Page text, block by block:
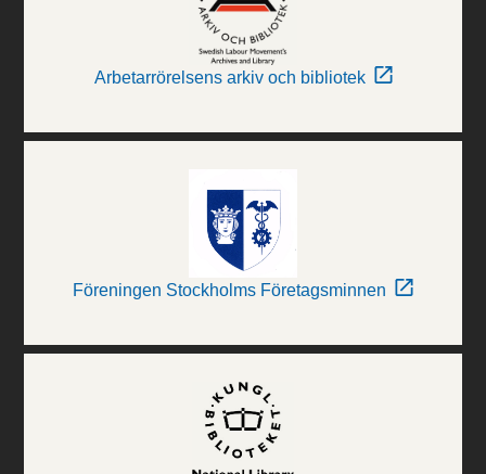
Arbetarrörelsens arkiv och bibliotek
Föreningen Stockholms Företagsminnen